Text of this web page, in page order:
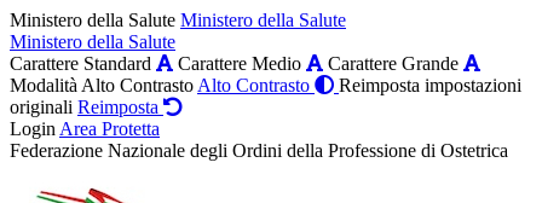
Ministero della Salute Ministero della Salute
Ministero della Salute
Carattere Standard
Carattere Medio
Carattere Grande
Modalità Alto Contrasto Alto Contrasto
Reimposta impostazioni
originali Reimposta
Login Area Protetta
Federazione Nazionale degli Ordini della Professione di Ostetrica